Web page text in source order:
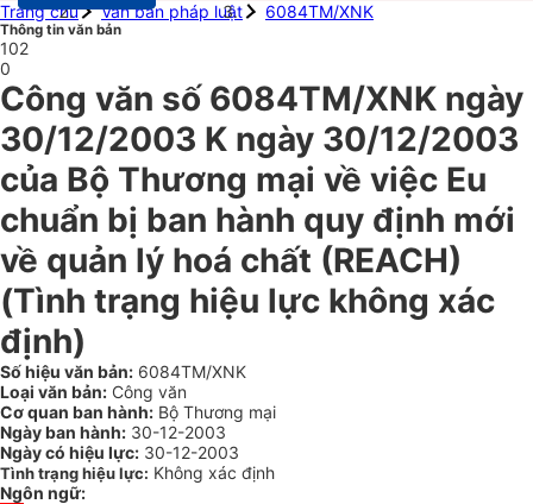
Trang chủ
Văn bản pháp luật 6084TM/XNK
Thông tin văn bản
102
0
Công văn số 6084TM/XNK ngày
30/12/2003 K ngày 30/12/2003
của Bộ Thương mại về việc Eu
chuẩn bị ban hành quy định mới
về quản lý hoá chất (REACH)
(Tình trạng hiệu lực không xác
định)
Số hiệu văn bản: 6084TM/XNK
Loại văn bản: Công văn
Cơ quan ban hành: Bộ Thương mại
Ngày ban hành: 30-12-2003
Ngày có hiệu lực: 30-12-2003
Tình trạng hiệu lực: Không xác định
Ngôn ngữ: